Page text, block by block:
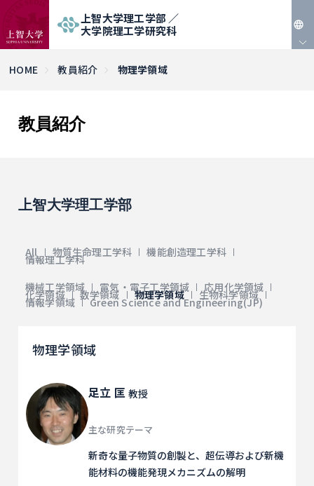
上智大学理工学部 ／
大学院理工学研究科
HOME 教員紹介 物理学領域
教員紹介
上智大学理工学部
All 物質生命理工学科 機能創造理工学科
情報理工学科
機械工学領域
電気・電子工学領域 応用化学領域
化学領域 数学領域 物理学領域 生物科学領域
情報学領域 Green Science and Engineering(JP)
物理学領域
足立 匡教授
主な研究テーマ
新奇な量子物質の創製と、超伝導および新機
能材料の機能発現メカニズムの解明